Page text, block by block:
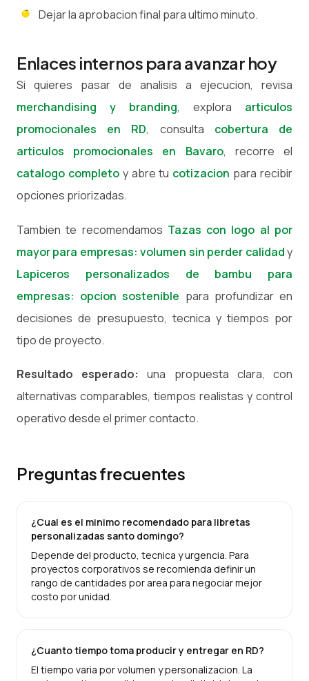
Dejar la aprobacion final para ultimo minuto.
Enlaces internos para avanzar hoy
Si quieres pasar de analisis a ejecucion, revisa
merchandising y branding, explora articulos
promocionales en RD, consulta cobertura de
articulos promocionales en Bavaro, recorre el
catalogo completoy abre tu cotizacion para recibir
opciones priorizadas.
Tambien te recomendamos Tazas con logo al por
mayor para empresas: volumen sin perder calidady
Lapiceros personalizados de bambu para
empresas: opcion sostenible para profundizar en
decisiones de presupuesto, tecnica y tiempos por
tipo de proyecto.
Resultado esperado:
una propuesta clara, con
alternativas comparables, tiempos realistas y control
operativo desde el primer contacto.
Preguntas frecuentes
¿Cual es el minimo recomendado para libretas
personalizadas santo domingo?
Depende del producto, tecnica y urgencia. Para
proyectos corporativos se recomienda definir un
rango de cantidades por area para negociar mejor
costo por unidad.
¿Cuanto tiempo toma producir y entregar en RD?
El tiempo varia por volumen y personalizacion. La